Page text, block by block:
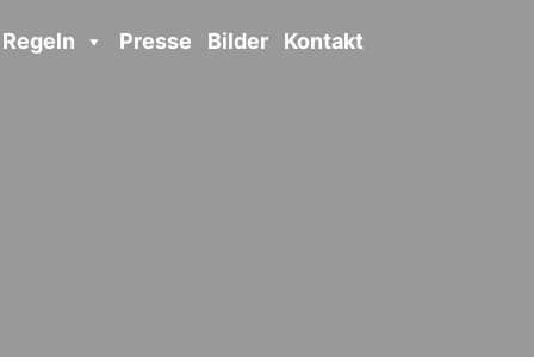
Regeln Presse Bilder Kontakt